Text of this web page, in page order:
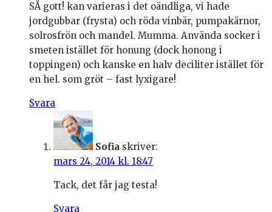
SÅ gott! kan varieras i det oändliga, vi hade
jordgubbar (frysta) och röda vinbär, pumpakärnor,
solrosfrön och mandel. Mumma. Använda socker i
smeten istället för honung (dock honong i
toppingen) och kanske en halv deciliter istället för
en hel. som gröt – fast lyxigare!
Svara
Sofia skriver:
mars 24, 2014 kl. 18:47
Tack, det får jag testa!
Svara